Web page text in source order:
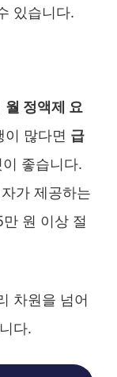
있습니다.
월 정액제 요
이 많다면 급
좋습니다.
가 제공하는
원 이상 절
차원을 넘어
다.